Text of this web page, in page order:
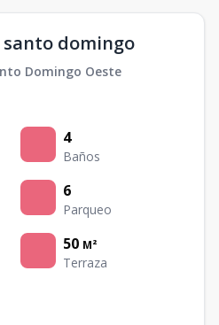
santo domingo
Domingo Oeste
4
Baños
6
Parqueo
50 M²
Terraza